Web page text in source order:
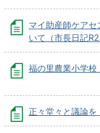
マイ助産師ケア
いて（市長日記
福の里農業小学校
正々堂々と議論を